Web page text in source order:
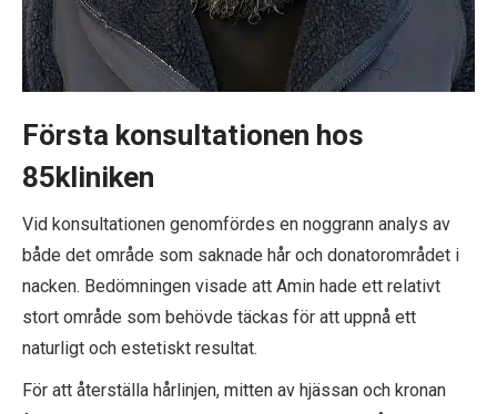
Första konsultationen hos
85kliniken
Vid konsultationen genomfördes en noggrann analys av
både det område som saknade hår och donatorområdet i
nacken. Bedömningen visade att Amin hade ett relativt
stort område som behövde täckas för att uppnå ett
naturligt och estetiskt resultat.
För att återställa hårlinjen, mitten av hjässan och kronan